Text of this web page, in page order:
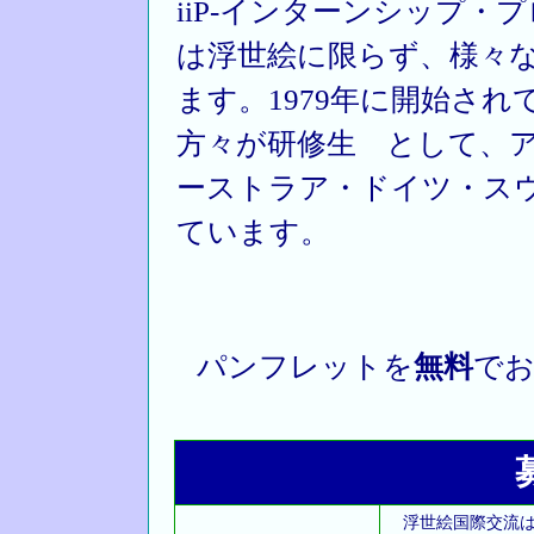
iiP-インターンシップ・
は浮世絵に限らず、様々
ます。1979年に開始され
方々が研修生 として、
ーストラア・ドイツ・ス
ています。
パンフレットを無料で
浮世絵国際交流